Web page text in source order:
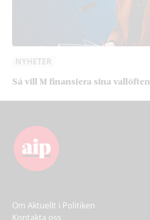
NYHETER
Så vill M finansiera sina vallöften
Om Aktuellt i Politiken
Kontakta oss